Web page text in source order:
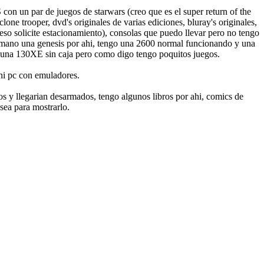
un par de juegos de starwars (creo que es el super return of the
trooper, dvd's originales de varias ediciones, bluray's originales,
solicite estacionamiento), consolas que puedo llevar pero no tengo
una genesis por ahi, tengo una 2600 normal funcionando y una
130XE sin caja pero como digo tengo poquitos juegos.
pc con emuladores.
y llegarian desarmados, tengo algunos libros por ahi, comics de
para mostrarlo.